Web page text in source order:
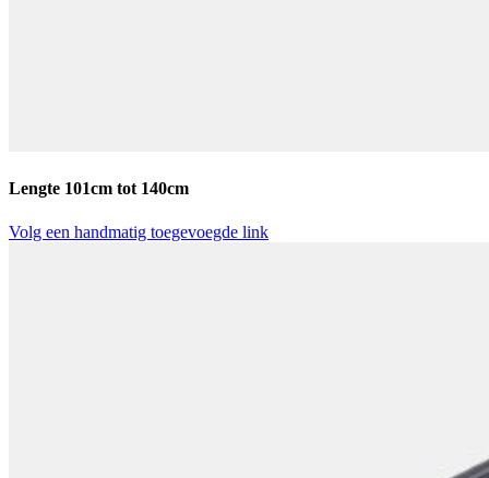
Lengte 101cm tot 140cm
Volg een handmatig toegevoegde link